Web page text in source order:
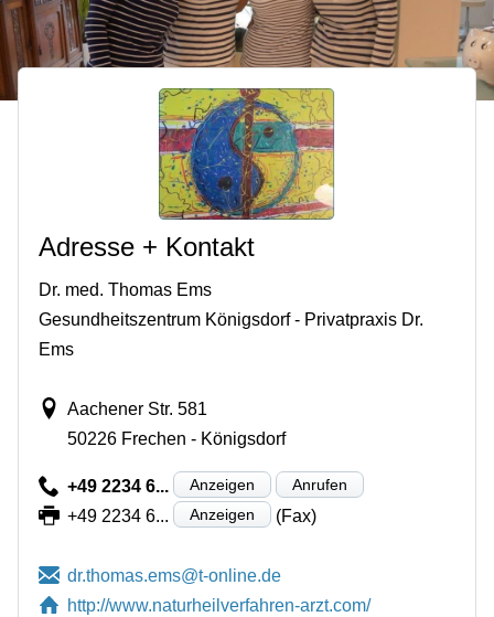
Adresse + Kontakt
Dr. med. Thomas Ems
Gesundheitszentrum Königsdorf - Privatpraxis Dr.
Ems
Aachener Str. 581
50226 Frechen - Königsdorf
+49 2234 6... Anzeigen Anrufen
+49 2234 6... Anzeigen (Fax)
http://www.naturheilverfahren-arzt.com/